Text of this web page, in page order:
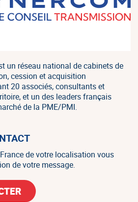
un réseau national de cabinets de
cession et acquisition
20 associés, consultants et
et un des leaders français
de la PME/PMI.
de votre localisation vous
de votre message.